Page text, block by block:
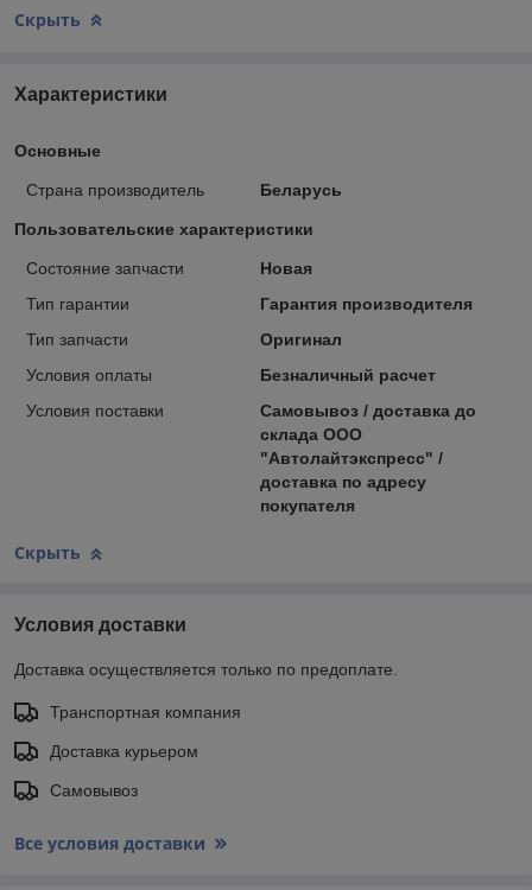
Скрыть
Характеристики
Основные
Страна производитель Беларусь
Пользовательские характеристики
Состояние запчасти
Новая
Тип гарантии
Гарантия производителя
Тип запчасти
Оригинал
Условия оплаты
Безналичный расчет
Условия поставки
Самовывоз / доставка до
склада ООО
"Автолайтэкспресс" /
доставка по адресу
покупателя
Скрыть
Условия доставки
Доставка осуществляется только по предоплате.
Транспортная компания
Доставка курьером
Самовывоз
Все условия доставки